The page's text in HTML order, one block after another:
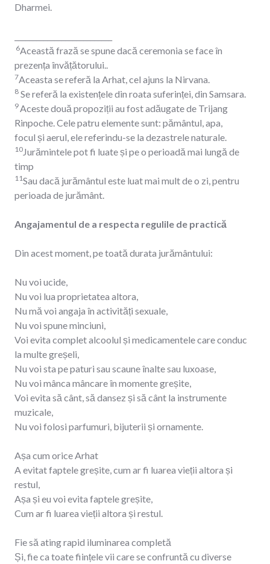
Dharmei.
6Această frază se spune dacă ceremonia se face în
prezența învățătorului..
7Aceasta se referă la Arhat, cel ajuns la Nirvana.
8 Se referă la existențele din roata suferinței, din Samsara.
9Aceste două propoziții au fost adăugate de Trijang
Rinpoche. Cele patru elemente sunt: pământul, apa,
focul și aerul, ele referindu-se la dezastrele naturale.
10Jurămintele pot fi luate și pe o perioadă mai lungă de
timp
11Sau dacă jurământul este luat mai mult de o zi, pentru
perioada de jurământ.
Angajamentul de a respecta regulile de practică
Din acest moment, pe toată durata jurământului:
Nu voi ucide,
Nu voi lua proprietatea altora,
Nu mă voi angaja în activități sexuale,
Nu voi spune minciuni,
Voi evita complet alcoolul și medicamentele care conduc
la multe greșeli,
Nu voi sta pe paturi sau scaune înalte sau luxoase,
Nu voi mânca mâncare în momente greșite,
Voi evita să cânt, să dansez și să cânt la instrumente
muzicale,
Nu voi folosi parfumuri, bijuterii și ornamente.
Așa cum orice Arhat
A evitat faptele greșite, cum ar fi luarea vieții altora și
restul,
Așa și eu voi evita faptele greșite,
Cum ar fi luarea vieții altora și restul.
Fie să ating rapid iluminarea completă
Și, fie ca toate ființele vii care se confruntă cu diverse